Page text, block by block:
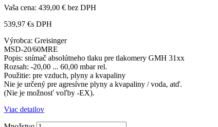
Vaša cena: 439,00 € bez DPH
539,97 €s DPH
Výrobca: Greisinger
MSD-20/60MRE
Popis: snímač absolútneho tlaku pre tlakomery GMH 31xx
Rozsah: -20,00 ... 60,00 mbar rel.
Použitie: pre vzduch, plyny a kvapaliny
Nie je určený pre agresívne plyny a kvapaliny / voda, atď.
(Nie je možnosť voľby -EX).
Viac detailov